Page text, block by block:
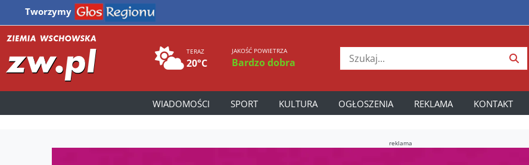
Tworzymy
TERAZ
20°C
JAKOŚĆ POWIETRZA
Bardzo dobra
WIADOMOŚCI SPORT KULTURA OGŁOSZENIA REKLAMA KONTAKT
reklama